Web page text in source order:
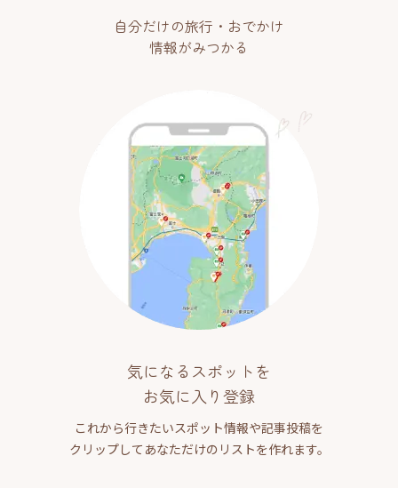
自分だけの旅行・おでかけ
情報がみつかる
気になるスポットを
お気に入り登録
これから行きたいスポット情報や記事投稿を
クリップしてあなただけのリストを作れます。